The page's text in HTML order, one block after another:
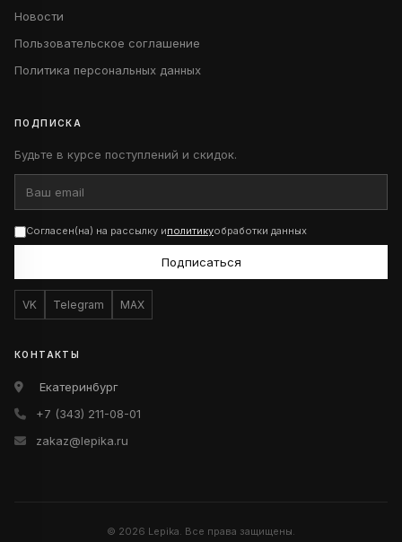
Новости
Пользовательское соглашение
Политика персональных данных
ПОДПИСКА
Будьте в курсе поступлений и скидок.
Согласен(на) на рассылку иполитикуобработки данных
Подписаться
VK Telegram MAX
КОНТАКТЫ
Екатеринбург
+7 (343) 211-08-01
zakaz@lepika.ru
© 2026 Lepika. Все права защищены.